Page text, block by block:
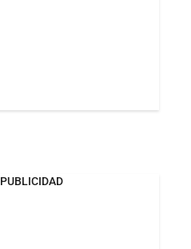
PUBLICIDAD